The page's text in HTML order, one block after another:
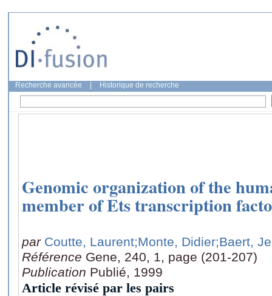
Recherche avancée Historique de recherche
Genomic organization of the
member of Ets transcription
par Coutte, Laurent;Monte, Didier;Baert,
Référence Gene, 240, 1, page (201-207)
Publication Publié, 1999
Article révisé par les pairs